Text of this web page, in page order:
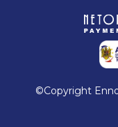
©Copyright